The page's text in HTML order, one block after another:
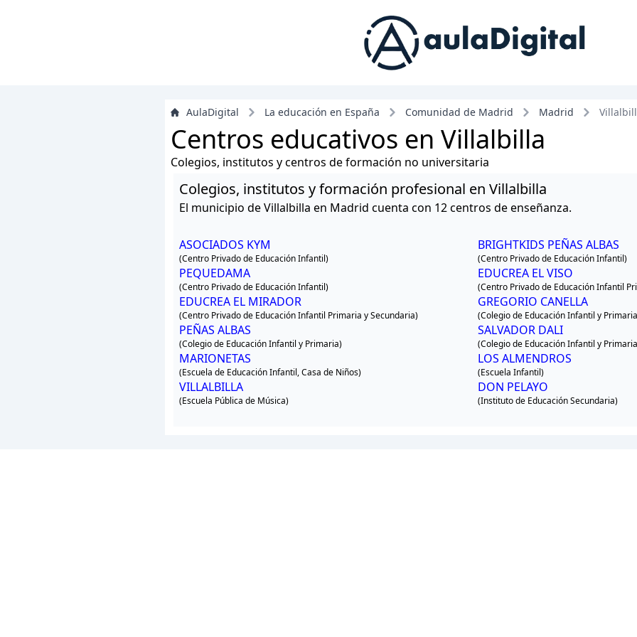
AulaDigital La educación en España Comunidad de Madrid Madrid
Centros educativos en Villalbilla
Colegios, institutos y centros de formación no universitaria
Colegios, institutos y formación profesional en Villalbilla
El municipio de Villalbilla en Madrid cuenta con 12 centros de enseñanza.
ASOCIADOS KYM
(Centro Privado de Educación Infantil)
BRIGHTKIDS PEÑAS ALBAS
(Centro Privado de Educación Infantil)
PEQUEDAMA
(Centro Privado de Educación Infantil)
EDUCREA EL VISO
(Centro Privado de Educación Infantil
EDUCREA EL MIRADOR
(Centro Privado de Educación Infantil Primaria y Secundaria)
GREGORIO CANELLA
(Colegio de Educación Infantil y
PEÑAS ALBAS
(Colegio de Educación Infantil y Primaria)
SALVADOR DALI
(Colegio de Educación Infantil y
MARIONETAS
(Escuela de Educación Infantil, Casa de Niños)
LOS ALMENDROS
(Escuela Infantil)
VILLALBILLA
(Escuela Pública de Música)
DON PELAYO
(Instituto de Educación Secundaria)